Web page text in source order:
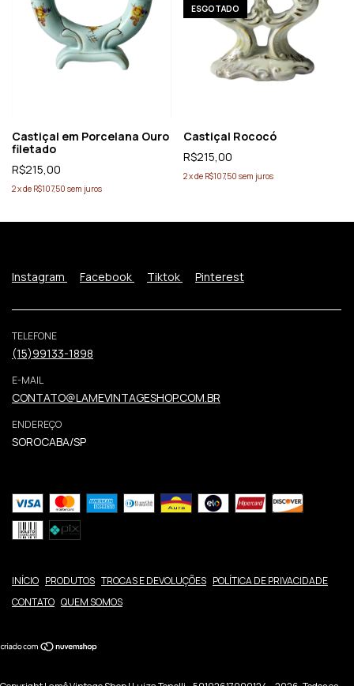
Castiçal em Porcelana Ouro
filetado
R$215,00
2xde R$107,50 sem juros
ESGOTADO
Castiçal Rococó
R$215,00
2xde R$107,50 sem juros
Instagram Facebook Tiktok Pinterest
TELEFONE
(15)99133-1898
E-MAIL
CONTATO@LAMEVINTAGESHOP.COM.BR
ENDEREÇO
SOROCABA/SP
INÍCIO PRODUTOS TROCAS E DEVOLUÇÕES POLÍTICA DE PRIVACIDADE
CONTATO QUEM SOMOS